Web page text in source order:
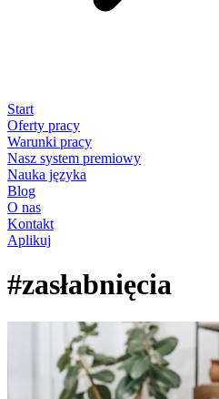
Start
Oferty pracy
Warunki pracy
Nasz system premiowy
Nauka języka
Blog
O nas
Kontakt
Aplikuj
#zasłabnięcia